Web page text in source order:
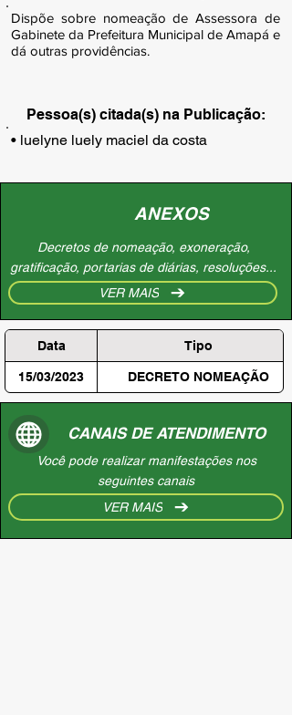
Dispõe sobre nomeação de Assessora de
Gabinete da Prefeitura Municipal de Amapá e
dá outras providências.
Pessoa(s) citada(s) na Publicação:
• luelyne luely maciel da costa
ANEXOS
Decretos de nomeação, exoneração,
gratificação, portarias de diárias, resoluções...
VER MAIS
Data Tipo
15/03/2023 DECRETO NOMEAÇÃO
CANAIS DE ATENDIMENTO
Você pode realizar manifestações nos
seguintes canais
VER MAIS